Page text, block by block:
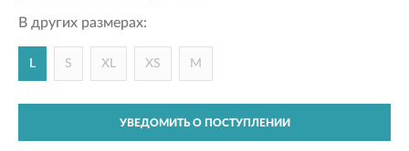
В других размерах:
L S XL XS М
УВЕДОМИТЬ О ПОСТУПЛЕНИИ